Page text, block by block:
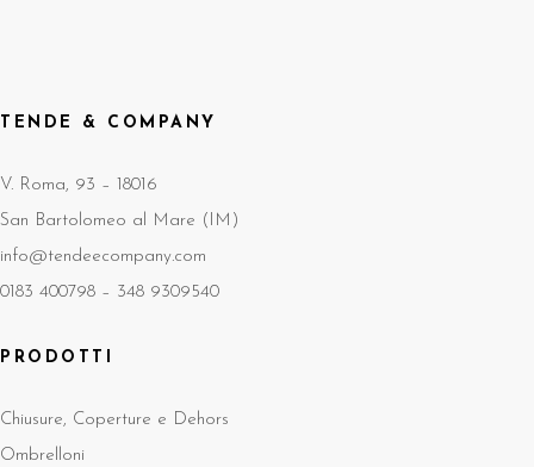
TENDE & COMPANY
V. Roma, 93 – 18016
San Bartolomeo al Mare (IM)
info@tendeecompany.com
0183 400798 – 348 9309540
PRODOTTI
Chiusure, Coperture e Dehors
Ombrelloni